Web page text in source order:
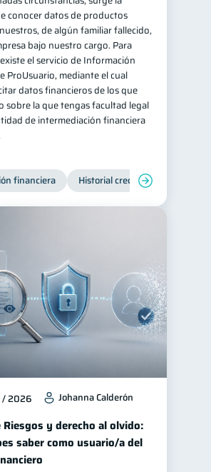
financiera 1
1 Doble sueldo 1
1
financiera 1
conocer datos de productos
de algún familiar fallecido,
bajo nuestro cargo. Para
el servicio de Información
ProUsuario, mediante el cual
datos financieros de los que
sobre la que tengas facultad legal
de intermediación financiera
financiera Historial crediticio
/ 2026 Johanna Calderón
Riesgos y derecho al olvido:
saber como usuario/a del